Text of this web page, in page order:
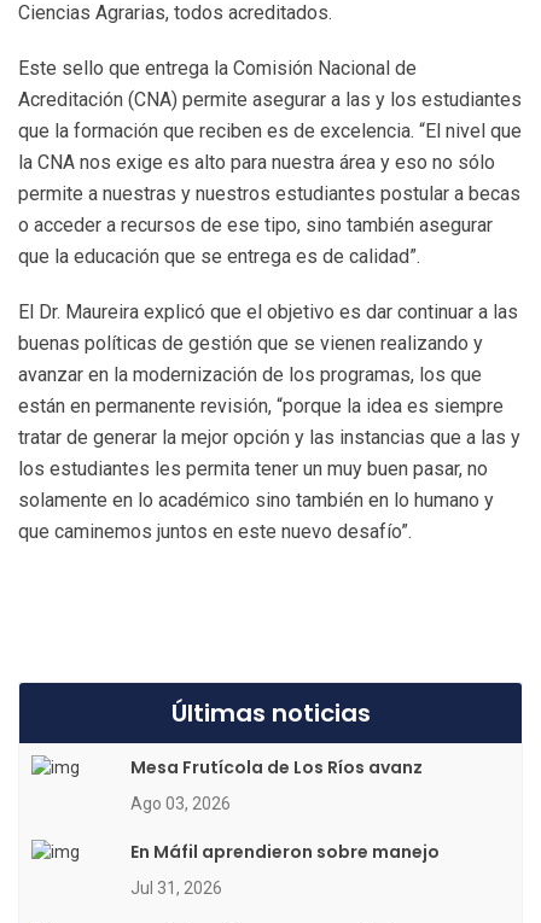
Ciencias Agrarias, todos acreditados.
Este sello que entrega la Comisión Nacional de
Acreditación (CNA) permite asegurar a las y los estudiantes
que la formación que reciben es de excelencia. “El nivel que
la CNA nos exige es alto para nuestra área y eso no sólo
permite a nuestras y nuestros estudiantes postular a becas
o acceder a recursos de ese tipo, sino también asegurar
que la educación que se entrega es de calidad”.
El Dr. Maureira explicó que el objetivo es dar continuar a las
buenas políticas de gestión que se vienen realizando y
avanzar en la modernización de los programas, los que
están en permanente revisión, “porque la idea es siempre
tratar de generar la mejor opción y las instancias que a las y
los estudiantes les permita tener un muy buen pasar, no
solamente en lo académico sino también en lo humano y
que caminemos juntos en este nuevo desafío”.
Últimas noticias
Mesa Frutícola de Los Ríos avanz
Ago 03, 2026
En Máfil aprendieron sobre manejo
Jul 31, 2026